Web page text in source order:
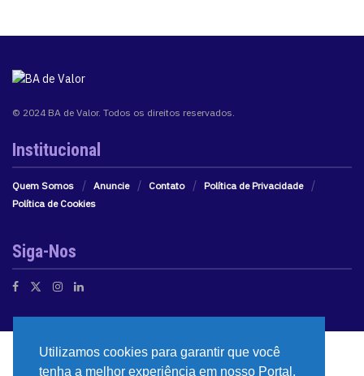
© 2024 BA de Valor. Todos os direitos reservados.
Institucional
Quem Somos Anuncie Contato
Política de Privacidade
Política de Cookies
Siga-Nos
Utilizamos cookies para garantir que você
tenha a melhor experiência em nosso Portal.